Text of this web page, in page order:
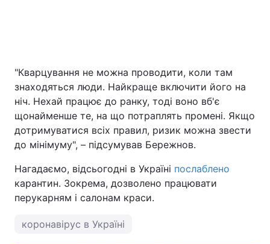
"Кварцування не можна проводити, коли там
знаходяться люди. Найкраще включити його на
ніч. Нехай працює до ранку, тоді воно вб'є
щонайменше те, на що потраплять промені. Якщо
дотримуватися всіх правил, ризик можна звести
до мінімуму", – підсумував Бережнов.
Нагадаємо, відсьогодні в Україні послаблено
карантин. Зокрема, дозволено працювати
перукарням і салонам краси.
коронавірус в Україні